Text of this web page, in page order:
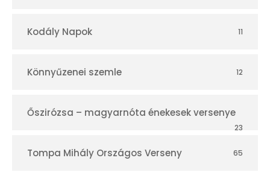
Kodály Napok 11
Könnyűzenei szemle 12
Őszirózsa – magyarnóta énekesek versenye
23
Tompa Mihály Országos Verseny 65